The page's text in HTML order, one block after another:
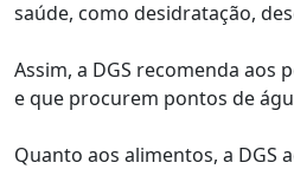
saúde, como desidratação,
Assim, a DGS recomenda
e que procurem pontos de
Quanto aos alimentos, a DGS